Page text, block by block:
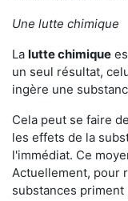
Une lutte chimique
La lutte chimique
un seul résultat,
ingère une
Cela peut se faire
les effets de la
l'immédiat. Ce
Actuellement, pour
substances priment